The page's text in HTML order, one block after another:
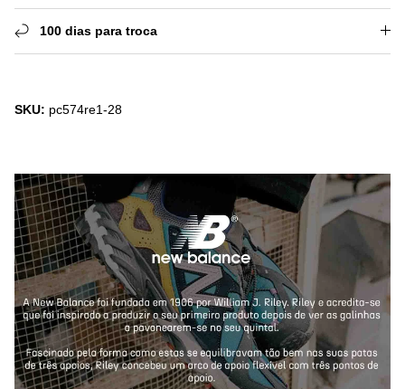
100 dias para troca
SKU: pc574re1-28